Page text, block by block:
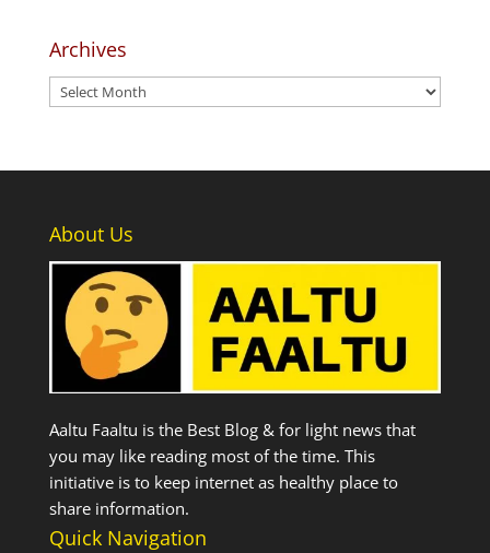
Archives
Archives
About Us
Aaltu Faaltu is the Best Blog & for light news that
you may like reading most of the time. This
initiative is to keep internet as healthy place to
share information.
Quick Navigation